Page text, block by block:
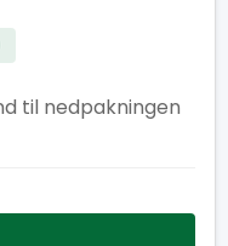
til nedpakningen